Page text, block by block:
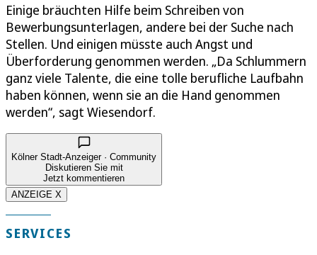
Einige bräuchten Hilfe beim Schreiben von
Bewerbungsunterlagen, andere bei der Suche nach
Stellen. Und einigen müsste auch Angst und
Überforderung genommen werden. „Da Schlummern
ganz viele Talente, die eine tolle berufliche Laufbahn
haben können, wenn sie an die Hand genommen
werden“, sagt Wiesendorf.
Kölner Stadt-Anzeiger · Community
Diskutieren Sie mit
Jetzt kommentieren
ANZEIGE X
SERVICES